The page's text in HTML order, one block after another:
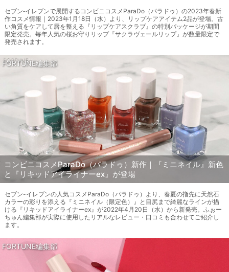
セブン‐イレブンで展開するコンビニコスメParaDo（パラドゥ）の2023年春新
作コスメ情報｜2023年1月18日（水）より、リップケアアイテム2品が登場。古
い角質をケアして唇を整える『リップケアスクラブ』の特別パッケージが期間
限定発売。毎年人気の桜お守りリップ『サクラヴェールリップ』が数量限定で
発売されます。
FORTUNE編集部
コンビニコスメParaDo（パラドゥ）新作｜『ミニネイル』新色
と『リキッドアイライナーex』が登場
セブン-イレブンの人気コスメParaDo（パラドゥ）より、春夏の指先に天然石
カラーの彩りを添える『ミニネイル（限定色）』と目尻まで綺麗なラインが描
ける『リキッドアイライナーex』が2022年4月20日（水）から新発売。ふぉー
ちゅん編集部が実際に使用したリアルなレビュー・口コミも合わせてご紹介し
ます。
FORTUNE編集部